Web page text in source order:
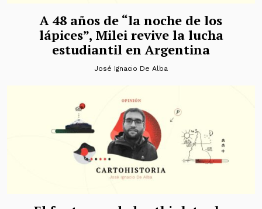
A 48 años de “la noche de los
lápices”, Milei revive la lucha
estudiantil en Argentina
José Ignacio De Alba